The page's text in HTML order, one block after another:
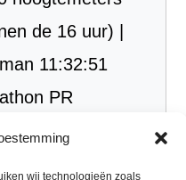
wij technologieën zoals
de 16 uur) |
11:32:51
PR
PR 2:58:57